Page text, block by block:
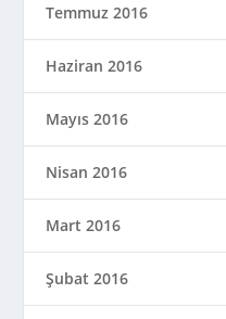
Temmuz 2016
Haziran 2016
Mayıs 2016
Nisan 2016
Mart 2016
Şubat 2016